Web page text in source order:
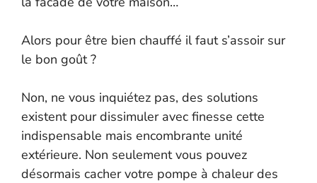
Alors pour être bien chauffé il faut s’assoir sur
le bon goût ?
Non, ne vous inquiétez pas, des solutions
existent pour dissimuler avec finesse cette
indispensable mais encombrante unité
extérieure. Non seulement vous pouvez
désormais cacher votre pompe à chaleur des